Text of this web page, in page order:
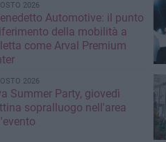
2026
Automotive: il punto
della mobilità a
come Arval Premium
2026
Summer Party, giovedì
sopralluogo nell'area